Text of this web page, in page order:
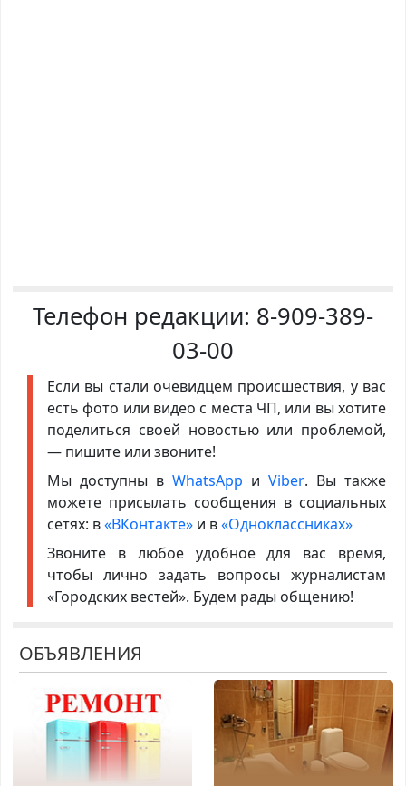
Телефон редакции: 8-909-389-
03-00
Если вы стали очевидцем происшествия, у вас
есть фото или видео с места ЧП, или вы хотите
поделиться своей новостью или проблемой,
— пишите или звоните!
Мы доступны в WhatsApp иViber. Вы также
можете присылать сообщения в социальных
сетях: в«ВКонтакте»и в«Одноклассниках»
Звоните в любое удобное для вас время,
чтобы лично задать вопросы журналистам
«Городских вестей». Будем рады общению!
ОБЪЯВЛЕНИЯ